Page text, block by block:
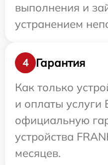
выполнения и
устранением
4
Гарантия
Как только
и оплаты услуги
официальную
устройства
месяцев.